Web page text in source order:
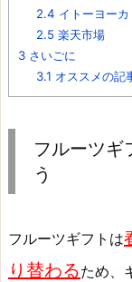
2.4 イトーヨー
2.5楽天市場
3 さいごに
3.1 オススメの記
フルーツギ
う
フルーツギフトは
り替わるため、